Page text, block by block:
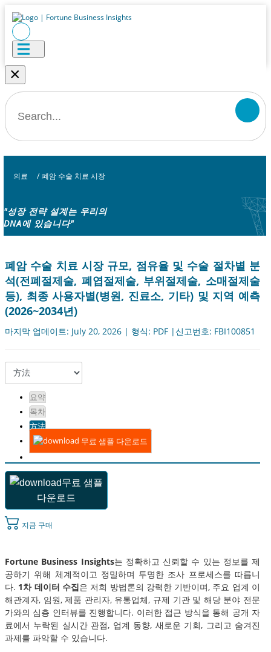
×
의료 / 폐암 수술 치료 시장
"성장 전략 설계는 우리의
DNA에 있습니다"
폐암 수술 치료 시장 규모, 점유율 및 수술 절차별 분
석(전폐절제술, 폐엽절제술, 부위절제술, 소매절제술
등), 최종 사용자별(병원, 진료소, 기타) 및 지역 예측
(2026~2034년)
마지막 업데이트: July 20, 2026 | 형식: PDF |신고번호: FBI100851
요약
목차
方法
무료 샘플 다운로드
무료 샘플
다운로드
지금 구매
Fortune Business Insights는 정확하고 신뢰할 수 있는 정보를 제
공하기 위해 체계적이고 정밀하며 투명한 조사 프로세스를 따릅니
다. 1차 데이터 수집은 저희 방법론의 강력한 기반이며, 주요 업계 이
해관계자, 임원, 제품 관리자, 유통업체, 규제 기관 및 해당 분야 전문
가와의 심층 인터뷰를 진행합니다. 이러한 접근 방식을 통해 공개 자
료에서 누락된 실시간 관점, 업계 동향, 새로운 기회, 그리고 숨겨진
과제를 파악할 수 있습니다.